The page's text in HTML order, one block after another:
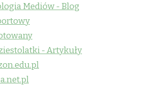
Mediów - Blog
- Artykuły